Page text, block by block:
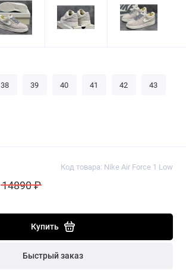
Код товара: Nike Air Force 1 Low
14890 ₽
Купить
Быстрый заказ
38 39 40 41 42 43